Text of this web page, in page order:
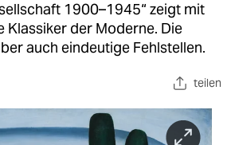
1900–1945“ zeigt mit
Klassiker der Moderne. Die
auch eindeutige Fehlstellen.
teilen